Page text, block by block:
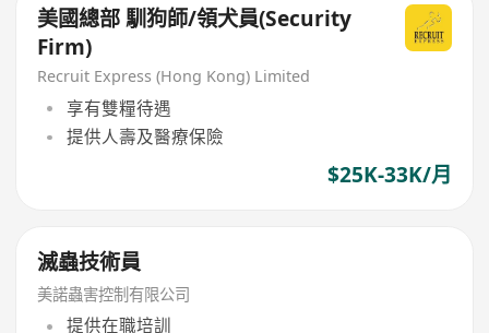
美國總部 馴狗師/領犬員(Security
Firm)
Recruit Express (Hong Kong) Limited
享有雙糧待遇
提供人壽及醫療保險
$25K-33K/月
滅蟲技術員
美諾蟲害控制有限公司
提供在職培訓